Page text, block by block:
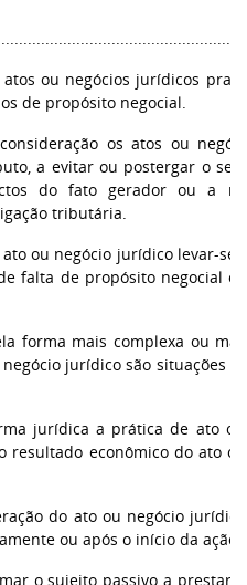
ou negócios jurídicos
de propósito negocial.
os atos ou
a evitar ou postergar o
do fato gerador ou a
tributária.
ato ou negócio jurídico levar-
falta de propósito negocial
forma mais complexa ou
jurídico são situações
jurídica a prática de ato
resultado econômico do ato
do ato ou negócio
ou após o início da ação
o sujeito passivo a prestar